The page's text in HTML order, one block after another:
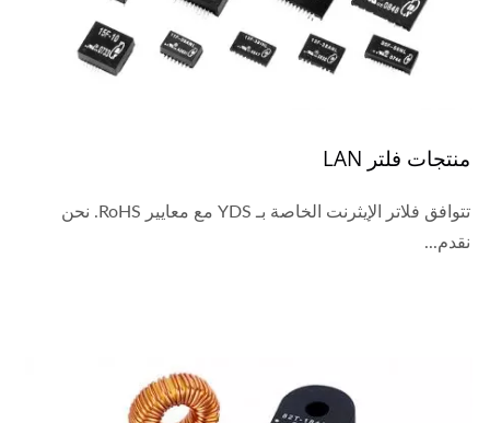
منتجات فلتر LAN
تتوافق فلاتر الإيثرنت الخاصة بـ YDS مع معايير RoHS. نحن
نقدم...